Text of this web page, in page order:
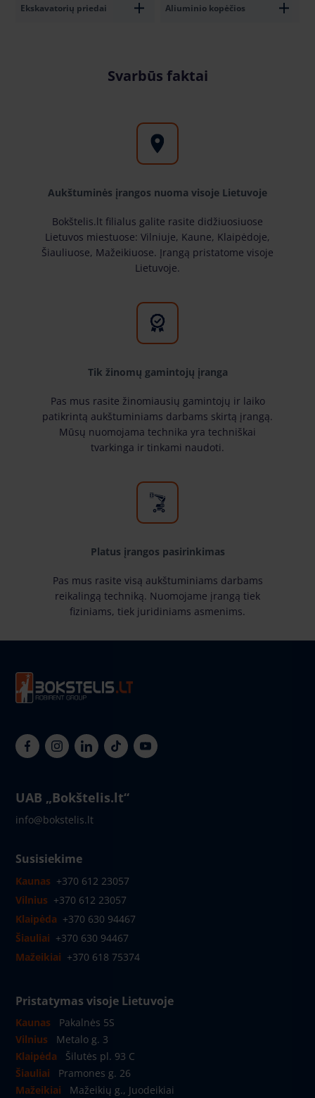
Ekskavatorių priedai Aliuminio kopėčios
Svarbūs faktai
Aukštuminės įrangos nuoma visoje Lietuvoje
Bokštelis.lt filialus galite rasite didžiuosiuose
Lietuvos miestuose: Vilniuje, Kaune, Klaipėdoje,
Šiauliuose, Mažeikiuose. Įrangą pristatome visoje
Lietuvoje.
Tik žinomų gamintojų įranga
Pas mus rasite žinomiausių gamintojų ir laiko
patikrintą aukštuminiams darbams skirtą įrangą.
Mūsų nuomojama technika yra techniškai
tvarkinga ir tinkami naudoti.
Platus įrangos pasirinkimas
Pas mus rasite visą aukštuminiams darbams
reikalingą techniką. Nuomojame įrangą tiek
fiziniams, tiek juridiniams asmenims.
UAB „Bokštelis.lt“
info@bokstelis.lt
Susisiekime
Kaunas +370 612 23057
Vilnius +370 612 23057
Klaipėda +370 630 94467
Šiauliai +370 630 94467
Mažeikiai +370 618 75374
Pristatymas visoje Lietuvoje
Kaunas
Pakalnės 5S
Vilnius
Metalo g. 3
Klaipėda
Šilutės pl. 93 C
Šiauliai
Pramones g. 26
Mažeikiai
Mažeikių g., Juodeikiai